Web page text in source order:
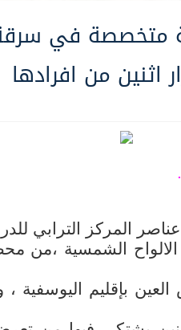
في سرقة
اثنين من افرادها
المركز الترابي
الشمسية ،من
العين بإقليم اليوسفية